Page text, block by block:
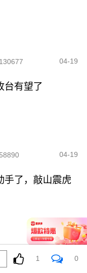
130677 04-19
台有望了
58890 04-19
手了，敲山震虎
1 0